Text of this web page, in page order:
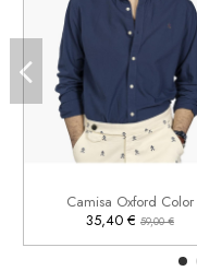
Camisa Oxford Color
35,40 € 59,00 €
XL
 Añadir al carrito